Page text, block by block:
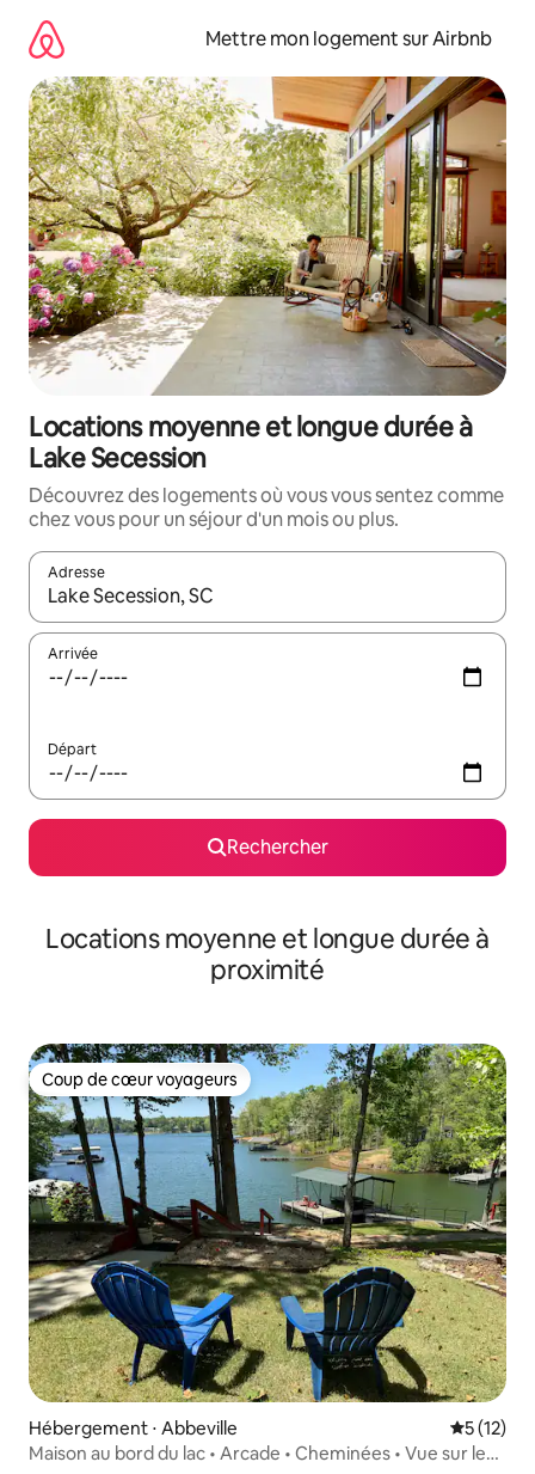
directement
contenu
Mettre mon logement sur Airbnb
Locations moyenne et longue durée à
Lake Secession
Découvrez des logements où vous vous sentez comme
chez vous pour un séjour d'un mois ou plus.
Adresse
Lorsque les résultats s'affichent, utilisez les flèches vers le
Arrivée
Départ
Rechercher
Locations moyenne et longue durée à
proximité
Coup de cœur voyageurs
Coup de cœur voyageurs
Hébergement ⋅ Abbeville
5 (12)
Maison au bord du lac • Arcade • Cheminées • Vue sur le